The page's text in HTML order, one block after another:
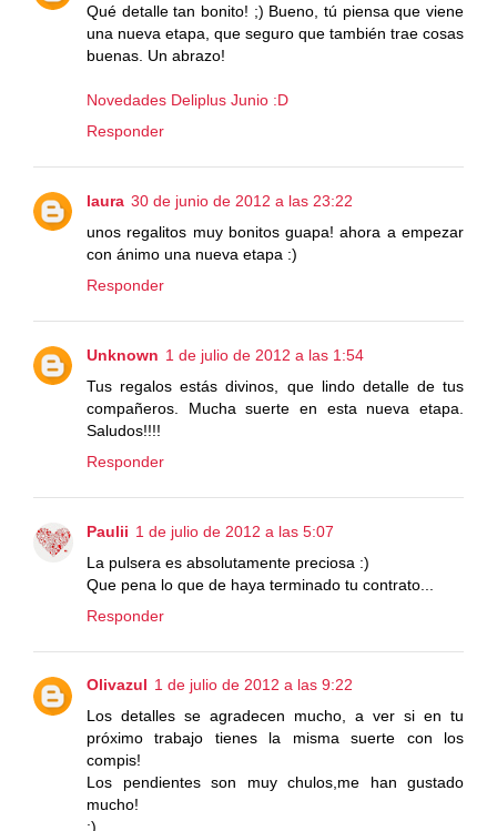
Qué detalle tan bonito! ;) Bueno, tú piensa que viene
una nueva etapa, que seguro que también trae cosas
buenas. Un abrazo!
Novedades Deliplus Junio :D
Responder
laura 30 de junio de 2012 a las 23:22
unos regalitos muy bonitos guapa! ahora a empezar
con ánimo una nueva etapa :)
Responder
Unknown 1 de julio de 2012 a las 1:54
Tus regalos estás divinos, que lindo detalle de tus
compañeros. Mucha suerte en esta nueva etapa.
Saludos!!!!
Responder
Paulii 1 de julio de 2012 a las 5:07
La pulsera es absolutamente preciosa :)
Que pena lo que de haya terminado tu contrato...
Responder
Olivazul 1 de julio de 2012 a las 9:22
Los detalles se agradecen mucho, a ver si en tu
próximo trabajo tienes la misma suerte con los
compis!
Los pendientes son muy chulos,me han gustado
mucho!
;)